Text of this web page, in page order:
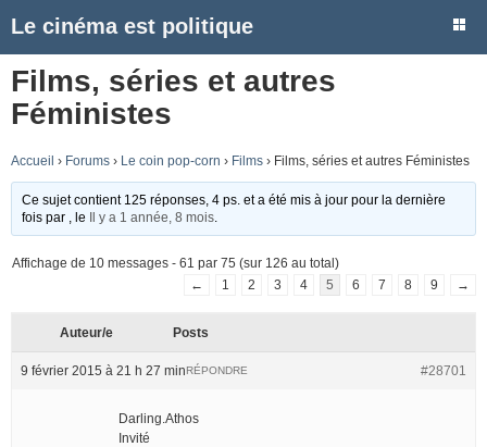
Le cinéma est politique
Films, séries et autres
Féministes
Accueil › Forums › Le coin pop-corn › Films › Films, séries et autres Féministes
Ce sujet contient 125 réponses, 4 ps. et a été mis à jour pour la dernière
fois par
, le Il y a 1 année, 8 mois
Affichage de 10 messages - 61 par 75 (sur 126 au total)
←
1 2 3 4 5 6 7 8 9 →
Auteur/e Posts
9 février 2015 à 21 h 27 min #28701
RÉPONDRE
Darling.Athos
Invité